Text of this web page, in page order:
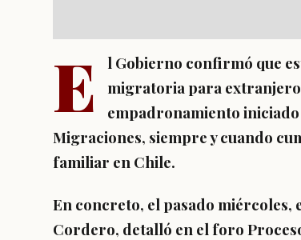
E
l Gobierno confirmó que
migratoria para
empadronamiento
Migraciones, siempre y cuando
familiar en Chile.
En concreto, el pasado
Cordero, detalló en el foro